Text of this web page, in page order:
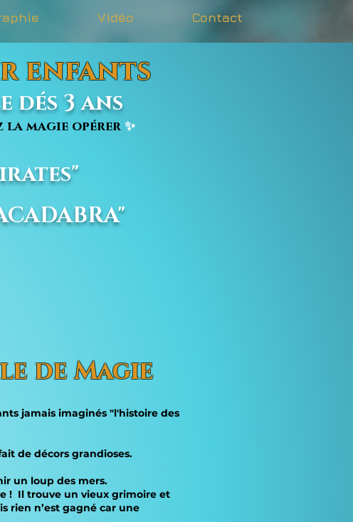
Vidéo Contact
enfants
3 ans
magie opérer ✨
de Magie
jamais imaginés "l'histoire des
de décors grandioses.
un loup des mers.
! Il trouve un vieux grimoire et
rien n’est gagné car une